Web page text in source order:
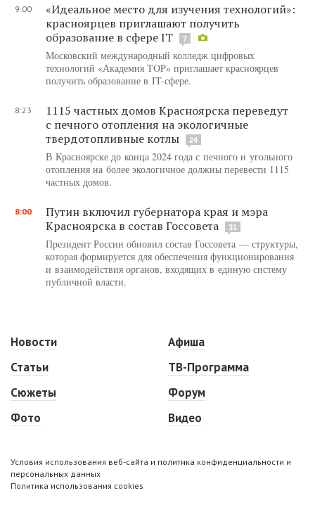
9:00
«Идеальное место для изучения технологий»:
красноярцев приглашают получить
образование в сфере IT
7
Московский международный колледж цифровых
технологий «Академия TOP» приглашает красноярцев
получить образование в IT-сфере.
8:23
1115 частных домов Красноярска переведут
с печного отопления на экологичные
твердотопливные котлы
24
В Красноярске до конца 2024 года с печного и угольного
отопления на более экологичное должны перевести 1115
частных домов.
8:00
Путин включил губернатора края и мэра
Красноярска в состав Госсовета
31
Президент России обновил состав Госсовета — структуры,
которая формируется для обеспечения функционирования
и взаимодействия органов, входящих в единую систему
публичной власти.
Новости
Статьи
Сюжеты
Фото
Афиша
ТВ-Программа
Форум
Видео
Условия использования веб-сайта и политика конфиденциальности и
персональных данных
Политика использования cookies